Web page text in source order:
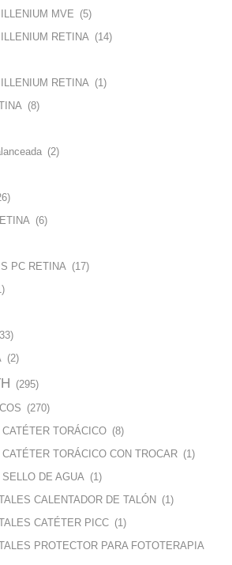
MVE (5)
RETINA (14)
RETINA (1)
(8)
(2)
(6)
PC RETINA (17)
(2)
(295)
(270)
TORÁCICO (8)
TORÁCICO CON TROCAR (1)
DE AGUA (1)
CALENTADOR DE TALÓN (1)
CATÉTER PICC (1)
PROTECTOR PARA FOTOTERAPIA